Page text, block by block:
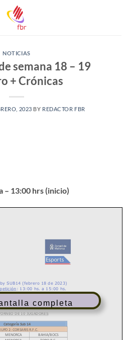
NOTICIAS
semana 18 – 19
+ Crónicas
2023 BY REDACTOR FBR
– 13:00 hrs (inicio)
completa